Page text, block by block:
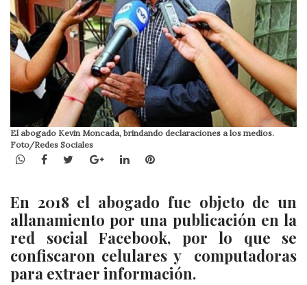
El abogado Kevin Moncada, brindando declaraciones a los medios.
Foto/Redes Sociales
WhatsApp
Facebook
TwitterGoogle+LinkedInPinterest
En 2018 el abogado fue objeto de un
allanamiento por una publicación en la
red social Facebook, por lo que se
confiscaron celulares y computadoras
para extraer información.